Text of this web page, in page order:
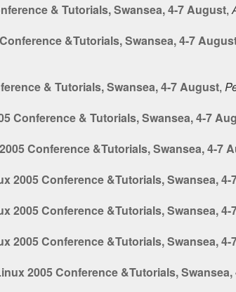
& Tutorials, Swansea, 4-7 August,
&Tutorials, Swansea, 4-7
& Tutorials, Swansea, 4-7 August,
Conference & Tutorials, Swansea, 4-7
Conference &Tutorials, Swansea, 4-7
2005 Conference &Tutorials, Swansea,
2005 Conference &Tutorials, Swansea,
2005 Conference &Tutorials, Swansea,
2005 Conference &Tutorials,